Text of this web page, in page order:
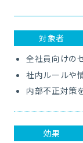
対象者
全社員向けの
社内ルールや
内部不正対策
効果